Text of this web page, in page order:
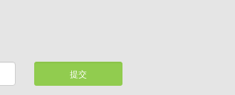
提交